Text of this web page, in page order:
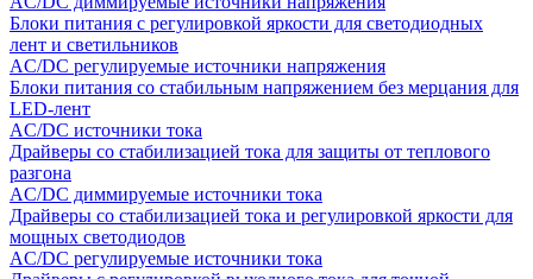
Блоки питания с регулировкой яркости для светодиодных
лент и светильников
AC/DC регулируемые источники напряжения
Блоки питания со стабильным напряжением без мерцания для
LED-лент
AC/DC источники тока
Драйверы со стабилизацией тока для защиты от теплового
разгона
AC/DC диммируемые источники тока
Драйверы со стабилизацией тока и регулировкой яркости для
мощных светодиодов
AC/DC регулируемые источники тока